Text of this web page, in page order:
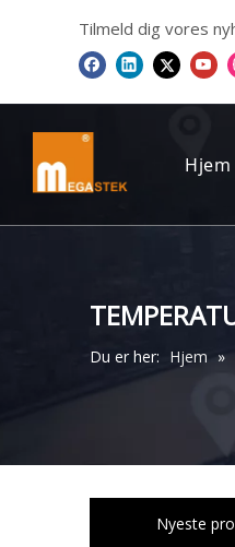
Hjem
Tilmeld dig vores
Du er her: Hjem »
Nyeste